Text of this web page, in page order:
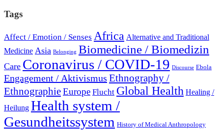
Tags
Affect / Emotion / Senses Africa Alternative and Traditional
Medicine Asia Belonging Biomedicine / Biomedizin
Care Coronavirus / COVID-19 Discourse Ebola
Engagement / Aktivismus Ethnography /
EthnographieEurope Flucht Global Health Healing /
Heilung Health system /
Gesundheitssystem History of Medical Anthropology